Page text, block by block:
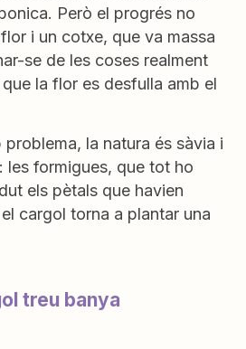
Però el progrés no
i un cotxe, que va massa
se de les coses realment
la flor es desfulla amb el
la natura és sàvia i
les formigues, que tot ho
els pètals que havien
cargol torna a plantar una
treu banya